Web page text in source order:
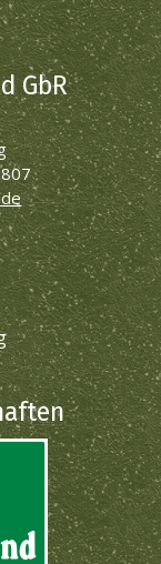
GbR